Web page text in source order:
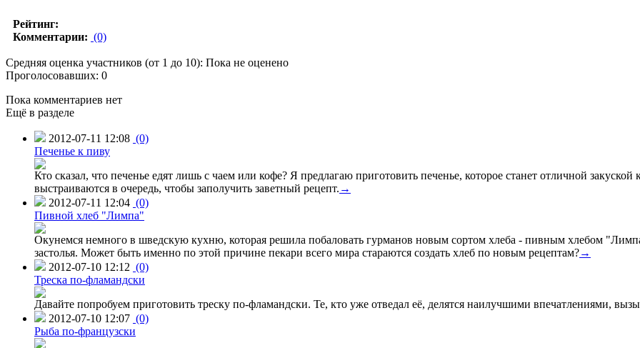
Рейтинг:
Комментарии: (0)
Средняя оценка участников (от 1 до 10): Пока не оценено
Проголосовавших: 0
Пока комментариев нет
Ещё в разделе
2012-07-11 12:08 (0)
Печенье к пиву
Кто сказал, что печенье едят лишь с чаем или кофе? Я предлагаю приготовить печенье, которое станет отличной
выстраиваются в очередь, чтобы заполучить заветный рецепт. →
2012-07-11 12:04 (0)
Пивной хлеб "Лимпа"
Окунемся немного в шведскую кухню, которая решила побаловать гурманов новым сортом хлеба - пивным хлебом
застолья. Может быть именно по этой причине пекари всего мира стараются создать хлеб по новым рецептам?→
2012-07-10 12:12 (0)
Треска по-фламандски
Давайте попробуем приготовить треску по-фламандски. Те, кто уже отведал её, делятся наилучшими впечатлениями,
2012-07-10 12:07 (0)
Рыба по-французски